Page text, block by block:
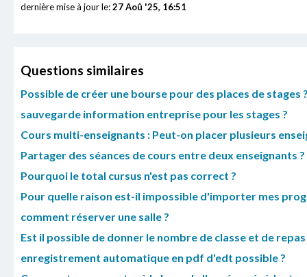
dernière mise à jour le:27 Aoû '25, 16:51
Questions similaires
Possible de créer une bourse pour des places de stages
sauvegarde information entreprise pour les stages ?
Cours multi-enseignants : Peut-on placer plusieurs
Partager des séances de cours entre deux enseignants ?
Pourquoi le total cursus n'est pas correct ?
Pour quelle raison est-il impossible d'importer mes
comment réserver une salle ?
Est il possible de donner le nombre de classe et de
enregistrement automatique en pdf d'edt possible ?